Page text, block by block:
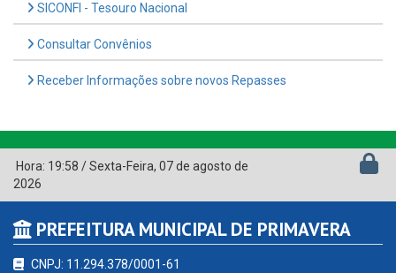
SICONFI - Tesouro Nacional
Consultar Convênios
Receber Informações sobre novos Repasses
Hora: 19:58 /Sexta-Feira, 07 de agosto de
2026
PREFEITURA MUNICIPAL DE PRIMAVERA
CNPJ: 11.294.378/0001-61